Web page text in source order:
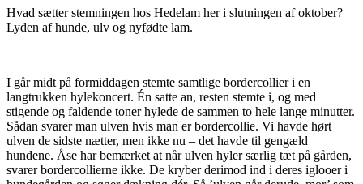
Hvad sætter stemningen hos Hedelam her i slutningen af oktober?
Lyden af hunde, ulv og nyfødte lam.
I går midt på formiddagen stemte samtlige bordercollier i en
langtrukken hylekoncert. Én satte an, resten stemte i, og med
stigende og faldende toner hylede de sammen to hele lange minutter.
Sådan svarer man ulven hvis man er bordercollie. Vi havde hørt
ulven de sidste nætter, men ikke nu – det havde til gengæld
hundene. Åse har bemærket at når ulven hyler særlig tæt på gården,
svarer bordercollierne ikke. De kryber derimod ind i deres iglooer i